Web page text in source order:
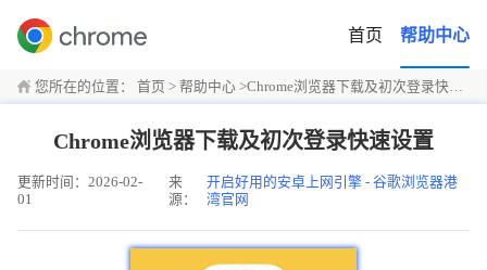
首页 帮助中心
您所在的位置： 首页 > 帮助中心 >Chrome浏览器下载及初次登录快速设置
Chrome浏览器下载及初次登录快速设置
更新时间：2026-02-
01
来
源：
开启好用的安卓上网引擎 - 谷歌浏览器港
湾官网